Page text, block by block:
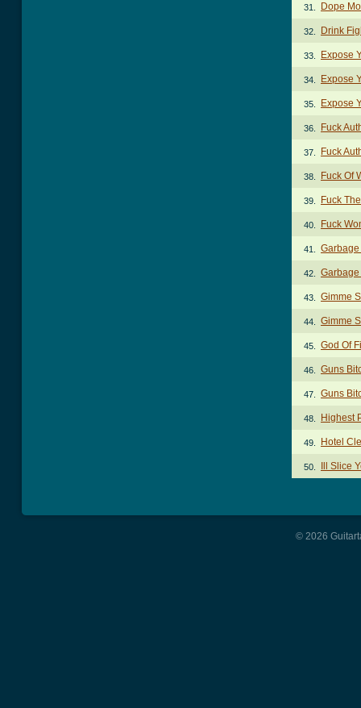
31. Dope
32. Drink
33. Expose
34. Expose
35. Expose
36. Fuck
37. Fuck
38. Fuck Of
39. Fuck
40. Fuck
41.
42. Garbage
43. Gimme
44. Gimme
45. God Of
46. Guns
47. Guns
48. Highest
49. Hotel
50. Ill Slice
© 2026